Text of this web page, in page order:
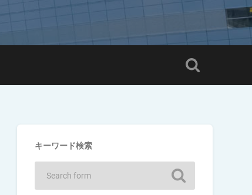
キーワード検索